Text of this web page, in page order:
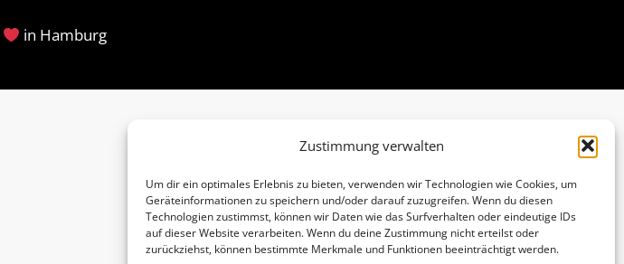
Zustimmung verwalten
Um dir ein optimales Erlebnis zu bieten, verwenden wir Technologien wie Cookies, um
Geräteinformationen zu speichern und/oder darauf zuzugreifen. Wenn du diesen
Technologien zustimmst, können wir Daten wie das Surfverhalten oder eindeutige IDs
auf dieser Website verarbeiten. Wenn du deine Zustimmung nicht erteilst oder
zurückziehst, können bestimmte Merkmale und Funktionen beeinträchtigt werden.
in Hamburg